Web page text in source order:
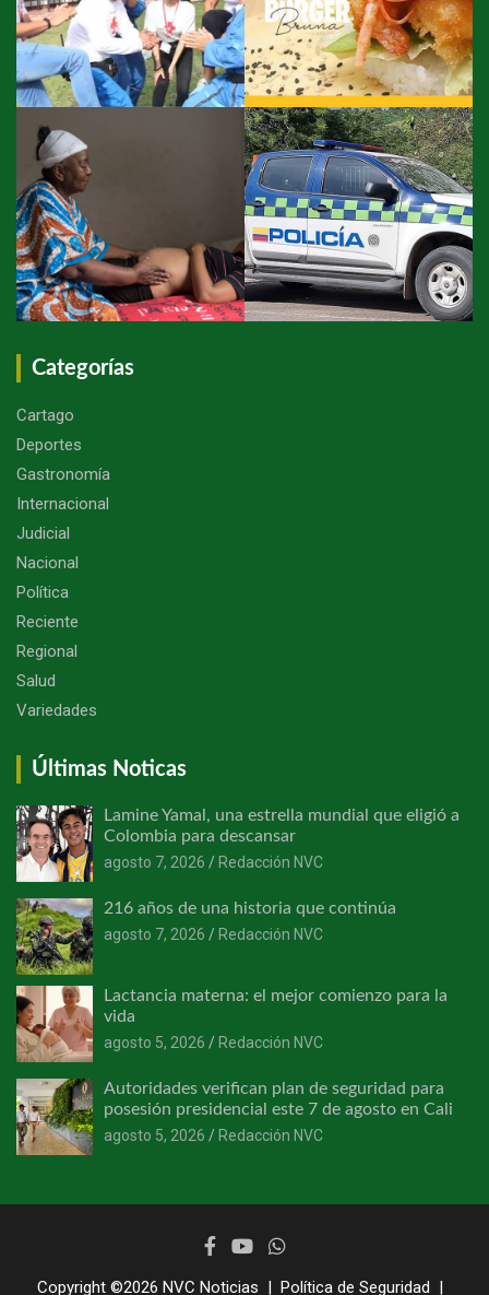
Categorías
Cartago
Deportes
Gastronomía
Internacional
Judicial
Nacional
Política
Reciente
Regional
Salud
Variedades
Últimas Noticas
Lamine Yamal, una estrella mundial que eligió a
Colombia para descansar
agosto 7, 2026
Redacción NVC
216 años de una historia que continúa
agosto 7, 2026
Redacción NVC
Lactancia materna: el mejor comienzo para la
vida
agosto 5, 2026
Redacción NVC
Autoridades verifican plan de seguridad para
posesión presidencial este 7 de agosto en Cali
agosto 5, 2026
Redacción NVC
Copyright ©2026 NVC Noticias Política de Seguridad